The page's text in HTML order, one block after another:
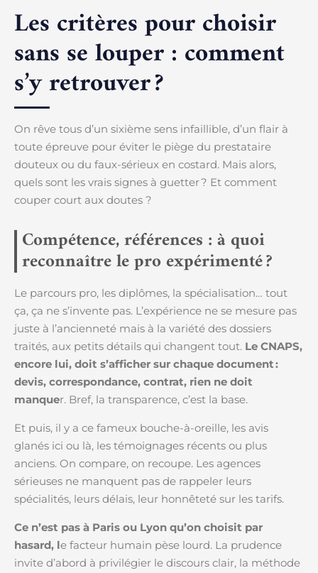
Les critères pour choisir
sans se louper : comment
s’y retrouver ?
On rêve tous d’un sixième sens infaillible, d’un flair à
toute épreuve pour éviter le piège du prestataire
douteux ou du faux-sérieux en costard. Mais alors,
quels sont les vrais signes à guetter ? Et comment
couper court aux doutes ?
Compétence, références : à quoi
reconnaître le pro expérimenté ?
Le parcours pro, les diplômes, la spécialisation… tout
ça, ça ne s’invente pas. L’expérience ne se mesure pas
juste à l’ancienneté mais à la variété des dossiers
traités, aux petits détails qui changent tout. Le CNAPS,
encore lui, doit s’afficher sur chaque document :
devis, correspondance, contrat, rien ne doit
manquer. Bref, la transparence, c’est la base.
Et puis, il y a ce fameux bouche-à-oreille, les avis
glanés ici ou là, les témoignages récents ou plus
anciens. On compare, on recoupe. Les agences
sérieuses ne manquent pas de rappeler leurs
spécialités, leurs délais, leur honnêteté sur les tarifs.
Ce n’est pas à Paris ou Lyon qu’on choisit par
hasard, le facteur humain pèse lourd. La prudence
invite d’abord à privilégier le discours clair, la méthode